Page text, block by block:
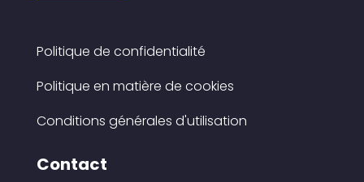
Politique de confidentialité
Politique en matière de cookies
Conditions générales d'utilisation
Contact